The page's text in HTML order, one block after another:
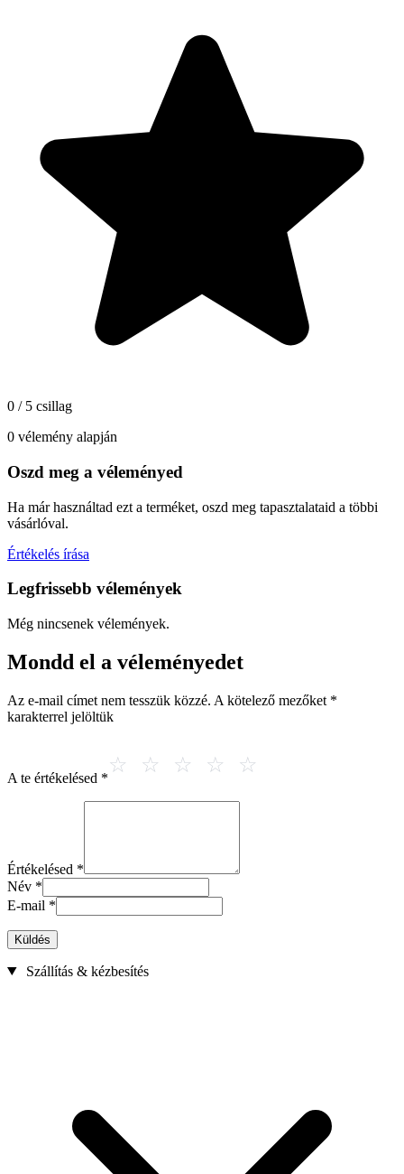
0 / 5 csillag
0 vélemény alapján
Oszd meg a véleményed
Ha már használtad ezt a terméket, oszd meg tapasztalataid a többi
vásárlóval.
Értékelés írása
Legfrissebb vélemények
Még nincsenek vélemények.
Mondd el a véleményedet
Az e-mail címet nem tesszük közzé. A kötelező mezőket *
karakterrel jelöltük
A te értékelésed *
Értékelésed *
Név *
E-mail *
Küldés
Szállítás & kézbesítés